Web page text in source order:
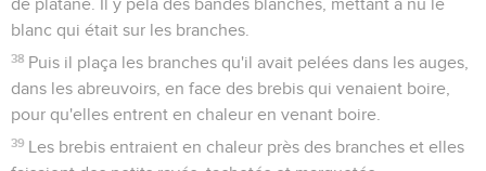
de platane. Il y pela des bandes blanches, mettant à nu le
blanc qui était sur les branches.
38 Puis il plaça les branches qu'il avait pelées dans les auges,
dans les abreuvoirs, en face des brebis qui venaient boire,
pour qu'elles entrent en chaleur en venant boire.
39 Les brebis entraient en chaleur près des branches et elles